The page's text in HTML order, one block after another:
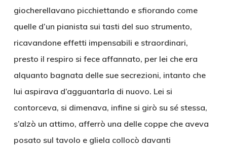
giocherellavano picchiettando e sfiorando come
quelle d’un pianista sui tasti del suo strumento,
ricavandone effetti impensabili e straordinari,
presto il respiro si fece affannato, per lei che era
alquanto bagnata delle sue secrezioni, intanto che
lui aspirava d’agguantarla di nuovo. Lei si
contorceva, si dimenava, infine si girò su sé stessa,
s’alzò un attimo, afferrò una delle coppe che aveva
posato sul tavolo e gliela collocò davanti